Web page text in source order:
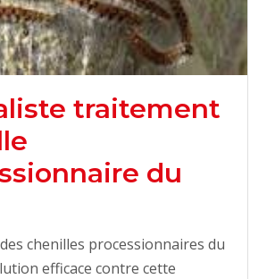
traitement
du
chenilles processionnaires du
efficace contre cette